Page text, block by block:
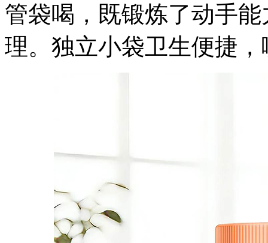
管袋喝，既锻炼了动手
理。独立小袋卫生便捷